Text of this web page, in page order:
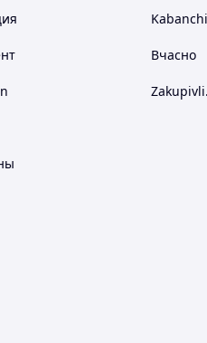
Вчасно